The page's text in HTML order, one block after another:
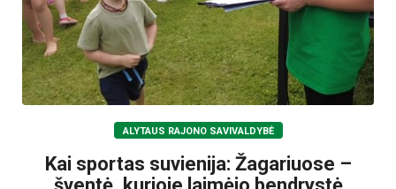
ALYTAUS RAJONO SAVIVALDYBĖ
Kai sportas suvienija: Žagariuose –